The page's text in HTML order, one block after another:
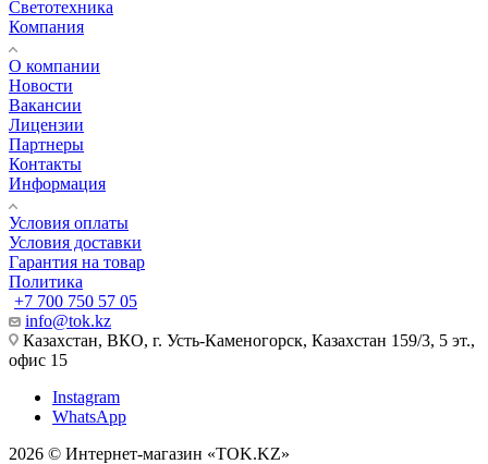
Светотехника
Компания
О компании
Новости
Вакансии
Лицензии
Партнеры
Контакты
Информация
Условия оплаты
Условия доставки
Гарантия на товар
Политика
+7 700 750 57 05
info@tok.kz
Казахстан, ВКО, г. Усть-Каменогорск, Казахстан 159/3, 5 эт.,
офис 15
Instagram
WhatsApp
2026 © Интернет-магазин «TOK.KZ»